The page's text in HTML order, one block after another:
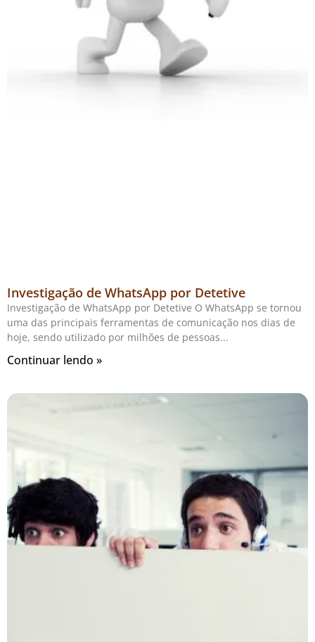
Investigação de WhatsApp por Detetive
Investigação de WhatsApp por Detetive O WhatsApp se tornou
uma das principais ferramentas de comunicação nos dias de
hoje, sendo utilizado por milhões de pessoas
Continuar lendo »